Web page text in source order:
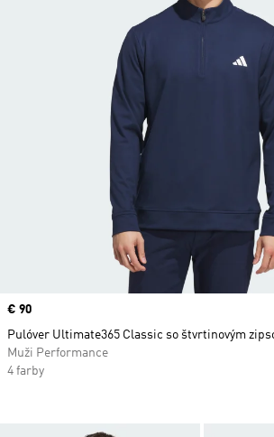
Price
€ 90
Pulóver Ultimate365 Classic so štvrtinovým
Muži Performance
4 farby